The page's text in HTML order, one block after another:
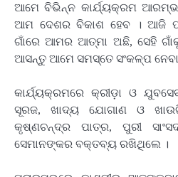
ଆମେ ବିଭିନ୍ନ କାର୍ଯ୍ୟକ୍ରମ ଆରମ୍ଭ
ଆମ ଦେଶର ବିକାଶ ହେବ । ଆଜି
ଗାଁରେ ଆମର ଆତ୍ମା ଅଛି, ସେହି
ଆସନ୍ତୁ ଆମେ ସମସ୍ତେ ସଂକଳ୍ପ
କାର୍ଯ୍ୟକ୍ରମରେ କ୍ରୀଡ଼ା ଓ
ସୂରଜ, ଖାଦ୍ୟ ଯୋଗାଣ ଓ
କୃଷ୍ଣଚନ୍ଦ୍ର ପାତ୍ର, ପୁରୀ
ସେମାନଙ୍କର ବକ୍ତବ୍ୟ ରଖିଥିଲେ ।